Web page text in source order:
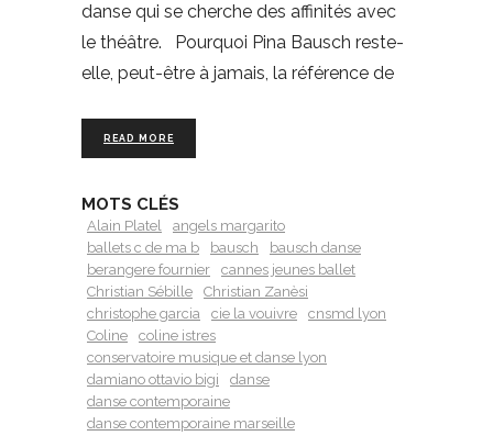
danse qui se cherche des affinités avec
le théâtre. Pourquoi Pina Bausch reste-
elle, peut-être à jamais, la référence de
READ MORE
MOTS CLÉS
Alain Platel
angels margarito
ballets c de ma b
bausch
bausch danse
berangere fournier
cannes jeunes ballet
Christian Sébille
Christian Zanèsi
christophe garcia
cie la vouivre
cnsmd lyon
Coline
coline istres
conservatoire musique et danse lyon
damiano ottavio bigi
danse
danse contemporaine
danse contemporaine marseille